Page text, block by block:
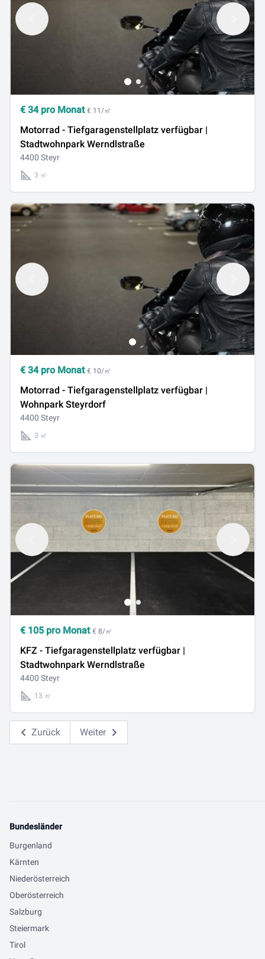
€ 34pro Monat € 11/㎡
Motorrad - Tiefgaragenstellplatz verfügbar |
Stadtwohnpark Werndlstraße
4400 Steyr
3 ㎡
€ 34pro Monat € 10/㎡
Motorrad - Tiefgaragenstellplatz verfügbar |
Wohnpark Steyrdorf
4400 Steyr
3 ㎡
€ 105 pro Monat € 8/㎡
KFZ - Tiefgaragenstellplatz verfügbar |
Stadtwohnpark Werndlstraße
4400 Steyr
13 ㎡
Zurück Weiter
Bundesländer
Burgenland
Kärnten
Niederösterreich
Oberösterreich
Salzburg
Steiermark
Tirol